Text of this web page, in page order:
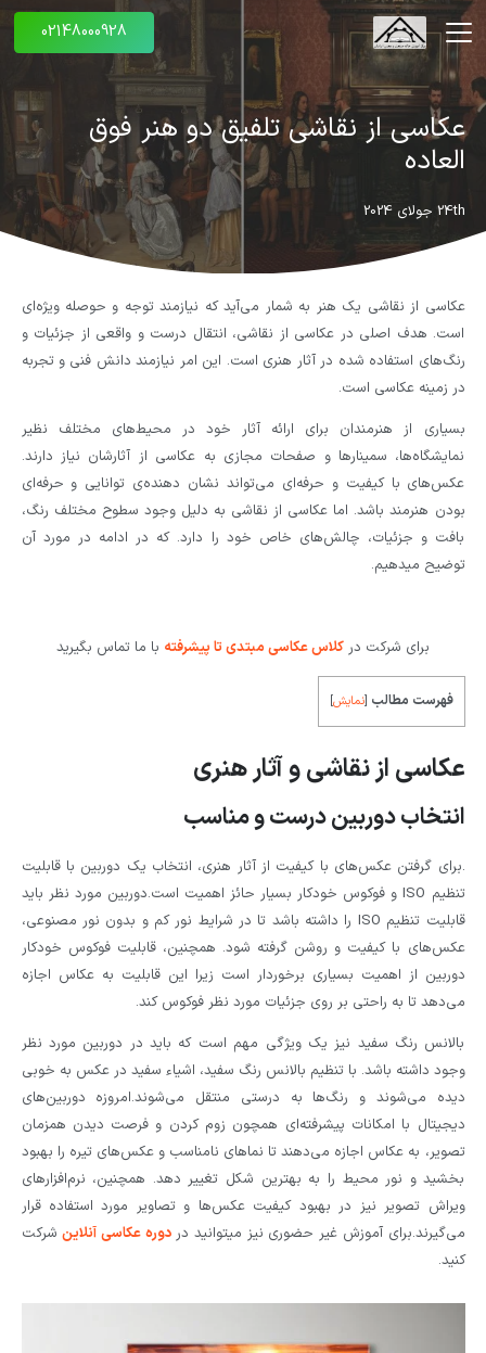
02148000928
عکاسی از نقاشی تلفیق دو هنر فوق
العاده
24th جولای 2024
عکاسی از نقاشی یک هنر به شمار می‌آید که نیازمند توجه و حوصله ویژه‌ای
است. هدف اصلی در عکاسی از نقاشی، انتقال درست و واقعی از جزئیات و
رنگ‌های استفاده شده در آثار هنری است. این امر نیازمند دانش فنی و تجربه
در زمینه عکاسی است.
بسیاری از هنرمندان برای ارائه آثار خود در محیط‌های مختلف نظیر
نمایشگاه‌ها، سمینارها و صفحات مجازی به عکاسی از آثارشان نیاز دارند.
عکس‌های با کیفیت و حرفه‌ای می‌تواند نشان دهنده‌ی توانایی و حرفه‌ای
بودن هنرمند باشد. اما عکاسی از نقاشی به دلیل وجود سطوح مختلف رنگ،
بافت و جزئیات، چالش‌های خاص خود را دارد. که در ادامه در مورد آن
توضیح میدهیم.
برای شرکت در کلاس عکاسی مبتدی تا پیشرفته با ما تماس بگیرید
فهرست مطالب [نمایش]
عکاسی از نقاشی و آثار هنری
انتخاب دوربین درست و مناسب
.برای گرفتن عکس‌های با کیفیت از آثار هنری، انتخاب یک دوربین با قابلیت
تنظیم ISO و فوکوس خودکار بسیار حائز اهمیت است.دوربین مورد نظر باید
قابلیت تنظیم ISO را داشته باشد تا در شرایط نور کم و بدون نور مصنوعی،
عکس‌های با کیفیت و روشن گرفته شود. همچنین، قابلیت فوکوس خودکار
دوربین از اهمیت بسیاری برخوردار است زیرا این قابلیت به عکاس اجازه
می‌دهد تا به راحتی بر روی جزئیات مورد نظر فوکوس کند.
بالانس رنگ سفید نیز یک ویژگی مهم است که باید در دوربین مورد نظر
وجود داشته باشد. با تنظیم بالانس رنگ سفید، اشیاء سفید در عکس به خوبی
دیده می‌شوند و رنگ‌ها به درستی منتقل می‌شوند.امروزه دوربین‌های
دیجیتال با امکانات پیشرفته‌ای همچون زوم کردن و فرصت دیدن همزمان
تصویر، به عکاس اجازه می‌دهند تا نماهای نامناسب و عکس‌های تیره را بهبود
بخشید و نور محیط را به بهترین شکل تغییر دهد. همچنین، نرم‌افزارهای
ویراش تصویر نیز در بهبود کیفیت عکس‌ها و تصاویر مورد استفاده قرار
می‌گیرند.برای آموزش غیر حضوری نیز میتوانید در دوره عکاسی آنلاینشرکت
کنید.